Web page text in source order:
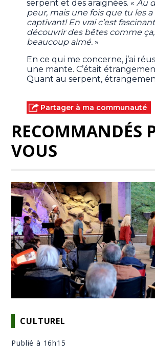
serpent et des araignées. « Au
peur, mais une fois que tu les
captivant! En vrai c’est
découvrir des bêtes comme ça,
beaucoup aimé.»
En ce qui me concerne, j’ai
une mante. C’était
Quant au serpent,
Partager à ma communauté
RECOMMANDÉS
VOUS
CULTUREL
Publié à 16h15